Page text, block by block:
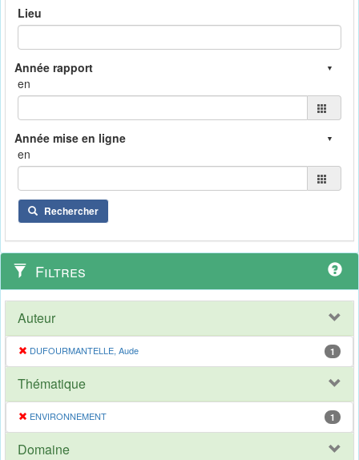
Lieu
en
en
Rechercher
Filtres
Auteur
DUFOURMANTELLE, Aude 1
Thématique
ENVIRONNEMENT 1
Domaine